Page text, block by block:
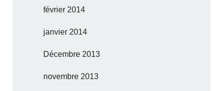
février 2014
janvier 2014
Décembre 2013
novembre 2013